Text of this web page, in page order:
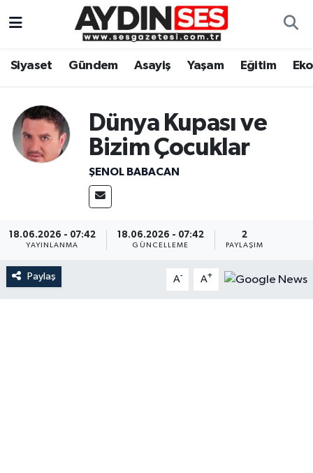
Siyaset Gündem Asayiş Yaşam Eğitim
Dünya Kupası ve
Bizim Çocuklar
ŞENOL BABACAN
18.06.2026 - 07:42
YAYINLANMA
18.06.2026 - 07:42
GÜNCELLEME
2
PAYLAŞIM
Paylaş A- A+
Gündem
Siyaset
Ekonomi
Eğitim
Kültür Sanat
Aydın Hava Durumu
Aydin Namaz Vakitleri
Aydın Trafik Yoğunluk Haritası
Süper Lig Puan Durumu ve Fikstür
Tüm Manşetler
Son Dakika Haberleri